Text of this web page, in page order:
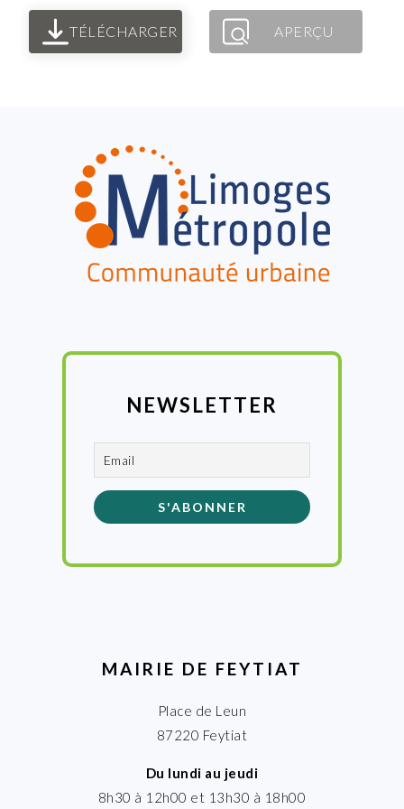
TÉLÉCHARGER APERÇU
NEWSLETTER
MAIRIE DE FEYTIAT
Place de Leun
87220 Feytiat
Du lundi au jeudi
8h30 à 12h00 et 13h30 à 18h00